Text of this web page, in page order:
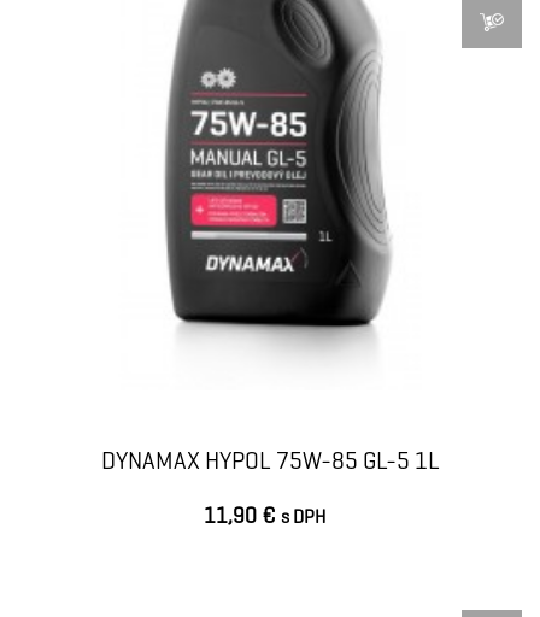
DYNAMAX HYPOL 75W-85 GL-5 1L
11,90 € s DPH